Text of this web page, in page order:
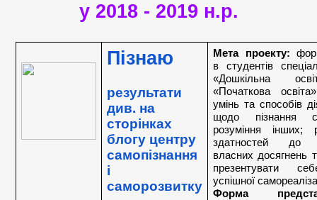
у 2018 - 2019 н.р.
Пізнаю
результати
див. на
сторінках
блогу центру
самопізнання
і
саморозвитку
Мета проекту:
в студентів
«Дошкільна
«Початкова
умінь та способів
щодо пізнання
розуміння інших;
здатностей до
власних досягнень
презентувати
успішної
Форма